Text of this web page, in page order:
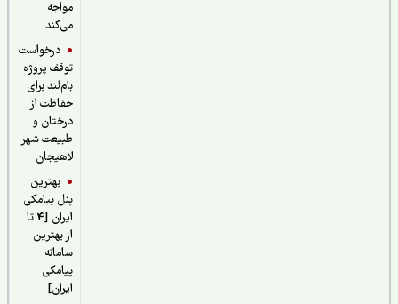
درخواست
توقف پروژه
بام‌لند برای
حفاظت از
درختان و
طبیعت شهر
لاهیجان
بهترین
پنل پیامکی
ایران [4 تا
از بهترین
سامانه
پیامکی